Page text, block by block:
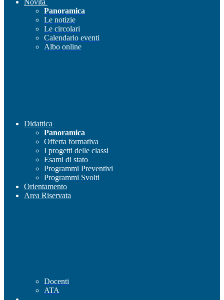
Novità
Panoramica
Le notizie
Le circolari
Calendario eventi
Albo online
Didattica
Panoramica
Offerta formativa
I progetti delle classi
Esami di stato
Programmi Preventivi
Programmi Svolti
Orientamento
Area Riservata
Docenti
ATA